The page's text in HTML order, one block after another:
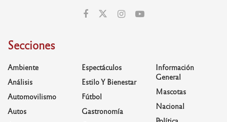
Secciones
Ambiente
Análisis
Automovilismo
Autos
Espectáculos
Estilo Y Bienestar
Fútbol
Gastronomía
Información
General
Mascotas
Nacional